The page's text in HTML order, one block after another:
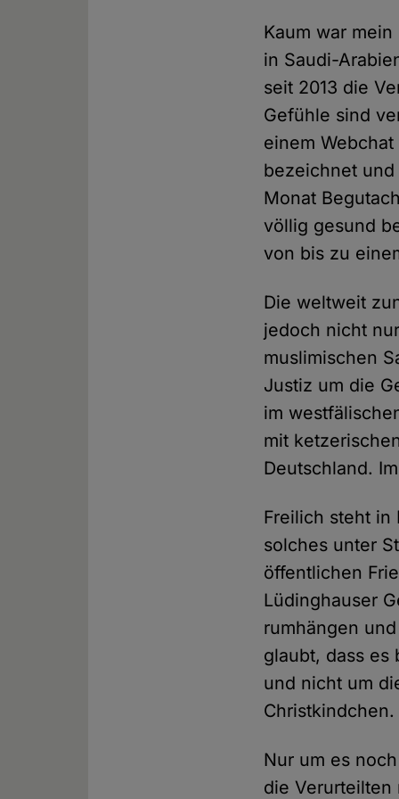
Kaum war
in Saudi-
seit 2013 die
Gefühle sind
einem
bezeichnet
Monat
völlig gesund
von bis zu
Die weltweit
jedoch nicht
muslimischen
Justiz um die
im
mit
Deutschland.
Freilich steht
solches unter
öffentlichen
Lüdinghauser
rumhängen
glaubt, dass es
und nicht um
Christkindchen.
Nur um es
die Verurteilten